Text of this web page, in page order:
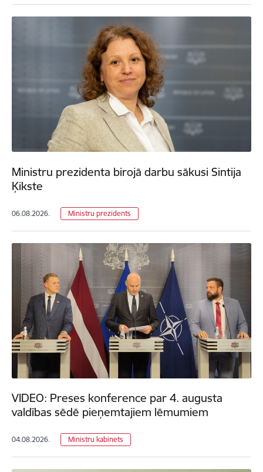
Ministru prezidenta birojā darbu sākusi Sintija
Ķikste
06.08.2026. Ministru prezidents
VIDEO: Preses konference par 4. augusta
valdības sēdē pieņemtajiem lēmumiem
04.08.2026. Ministru kabinets